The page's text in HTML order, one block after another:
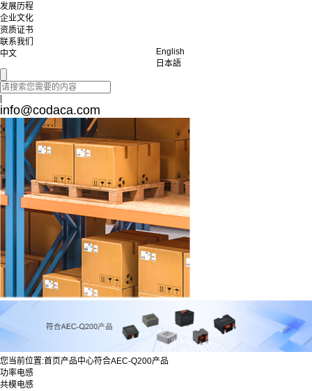
发展历程
企业文化
资质证书
联系我们
中文
English
日本語
|
info@codaca.com
您当前位置:首页产品中心符合AEC-Q200产品
功率电感
共模电感